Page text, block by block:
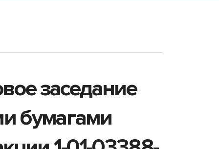
заседание
бумагами